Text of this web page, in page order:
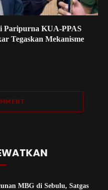
Paripurna KUA-PPAS
Tegaskan Mekanisme
MBG di Sebulu, Satgas